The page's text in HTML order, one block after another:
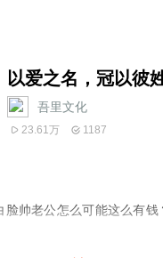
以爱之名，冠以彼
吾里文化
23.61万 1187
脸帅老公怎么可能这么有